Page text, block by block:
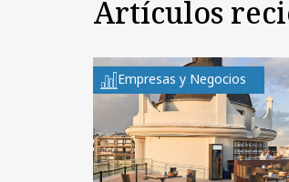
Artículos
Empresas y Negocios